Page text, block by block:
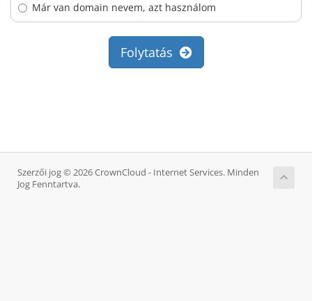
Már van domain nevem, azt használom
Folytatás
Szerzői jog © 2026 CrownCloud - Internet Services. Minden
Jog Fenntartva.